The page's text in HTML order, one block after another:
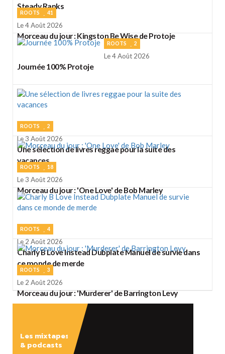
Steady Ranks
ROOTS 41
Le 4 Août 2026
Morceau du jour : Kingston Be Wise de Protoje
ROOTS 2
Le 4 Août 2026
Journée 100% Protoje
ROOTS 2
Le 3 Août 2026
Une sélection de livres reggae pour la suite des
vacances
ROOTS 18
Le 3 Août 2026
Morceau du jour : 'One Love' de Bob Marley
ROOTS 4
Le 2 Août 2026
Charly B Love Instead Dubplate Manuel de survie dans
ce monde de merde
ROOTS 3
Le 2 Août 2026
Morceau du jour : 'Murderer' de Barrington Levy
Les mixtapes
& podcasts